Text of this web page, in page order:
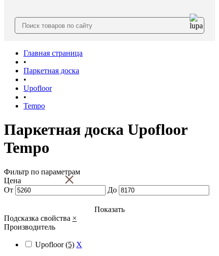
Главная страница
•
Паркетная доска
•
Upofloor
•
Tempo
Паркетная доска Upofloor
Tempo
Фильтр по параметрам
×
Цена
От
До
Показать
Подсказка свойства ×
Производитель
Upofloor(5) X